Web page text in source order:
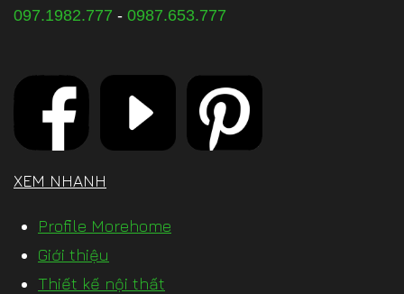
097.1982.777 - 0987.653.777
XEM NHANH
Profile Morehome
Giới thiệu
Thiết kế nội thất